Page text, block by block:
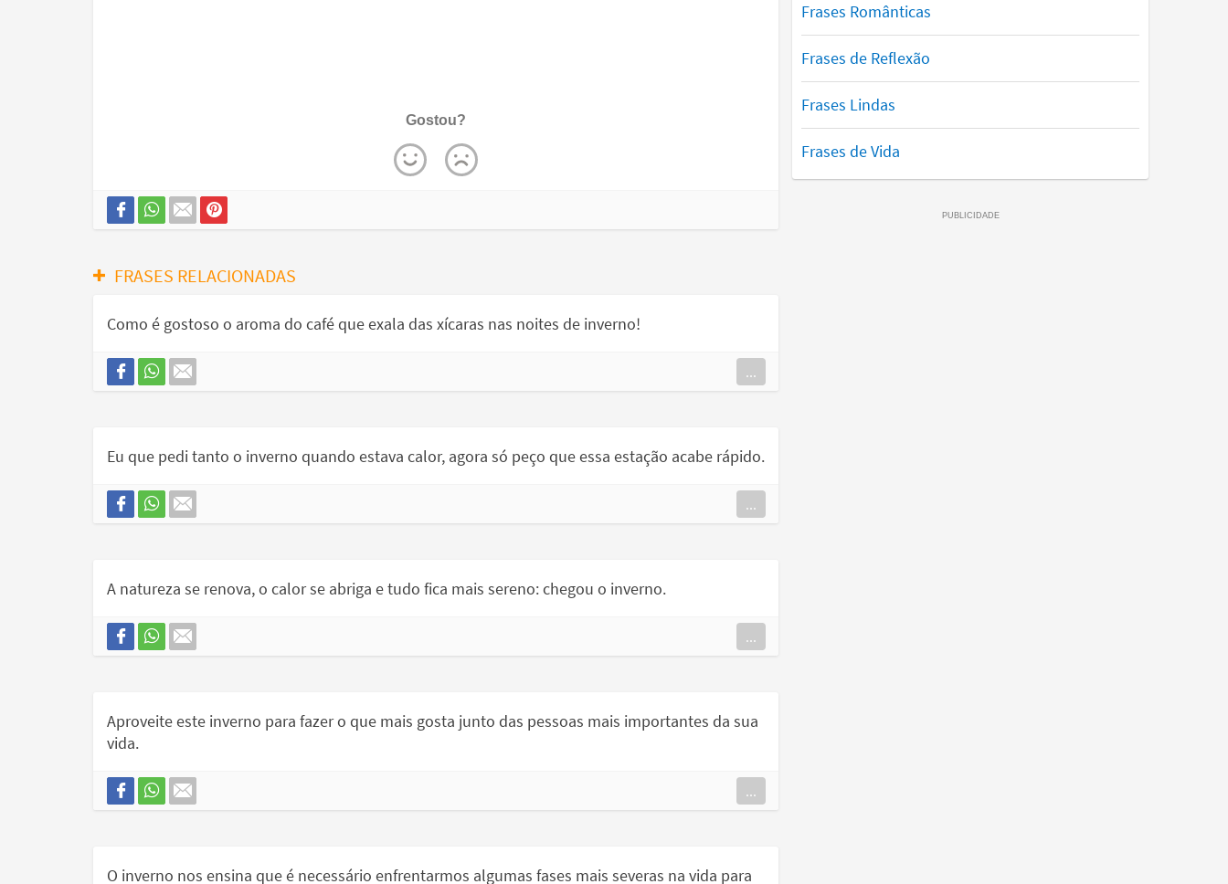
Gostou?
FRASES RELACIONADAS
Como é gostoso o aroma do café que exala das xícaras nas noites de inverno!
...
Eu que pedi tanto o inverno quando estava calor, agora só peço que essa estação acabe rápido.
...
A natureza se renova, o calor se abriga e tudo fica mais sereno: chegou o inverno.
...
Aproveite este inverno para fazer o que mais gosta junto das pessoas mais importantes da sua
vida.
...
O inverno nos ensina que é necessário enfrentarmos algumas fases mais severas na vida para
Frases Românticas
Frases de Reflexão
Frases Lindas
Frases de Vida